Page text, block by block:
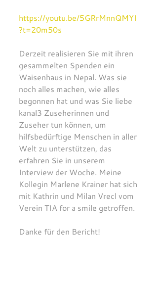
https://youtu.be/5GRrMnnQMYI
?t=20m50s
Derzeit realisieren Sie mit ihren
gesammelten Spenden ein
Waisenhaus in Nepal. Was sie
noch alles machen, wie alles
begonnen hat und was Sie liebe
kanal3 Zuseherinnen und
Zuseher tun können, um
hilfsbedürftige Menschen in aller
Welt zu unterstützen, das
erfahren Sie in unserem
Interview der Woche. Meine
Kollegin Marlene Krainer hat sich
mit Kathrin und Milan Vrecl vom
Verein TIA for a smile getroffen.
Danke für den Bericht!